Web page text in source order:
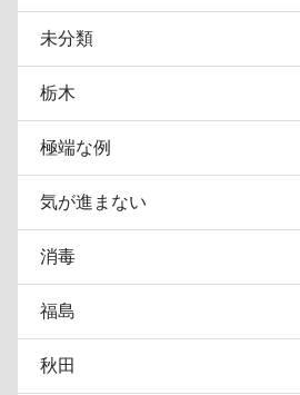
未分類
栃木
極端な例
気が進まない
消毒
福島
秋田